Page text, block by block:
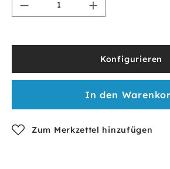
Konfigurieren
In den
Zum Merkzettel hinzufügen